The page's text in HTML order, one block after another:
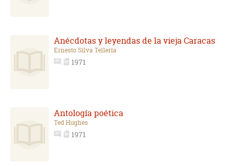
Anécdotas y leyendas de la vieja Caracas
Ernesto Silva Tellería
1971
Antología poética
Ted Hughes
1971